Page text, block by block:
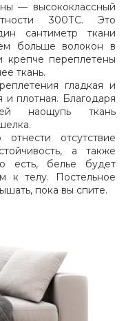
— высококлассный
300ТС. Это
сантиметр ткани
больше волокон в
крепче переплетены
ткань.
гладкая и
и плотная. Благодаря
наощупь ткань
отсутствие
а также
есть, белье будет
к телу. Постельное
пока вы спите.